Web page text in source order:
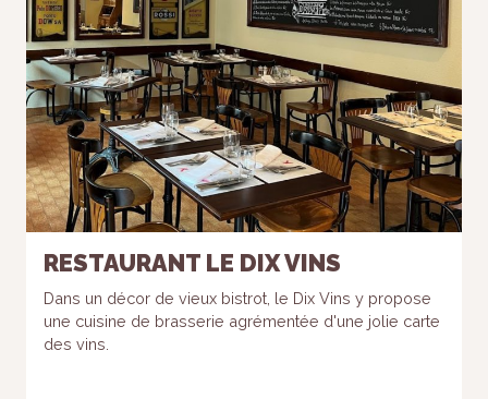
RESTAURANT LE DIX VINS
Dans un décor de vieux bistrot, le Dix Vins y propose
une cuisine de brasserie agrémentée d'une jolie carte
des vins.